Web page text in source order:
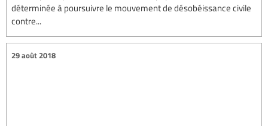
déterminée à poursuivre le mouvement de désobéissance civile
contre...
29 août 2018